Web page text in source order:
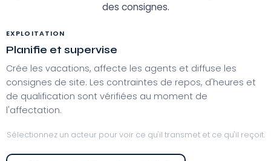
des consignes.
EXPLOITATION
Planifie et supervise
Crée les vacations, affecte les agents et diffuse les
consignes de site. Les contraintes de repos, d'heures et
de qualification sont vérifiées au moment de
l'affectation.
Sélectionnez un acteur pour voir ce qu'il transmet et ce qu'il reçoit.